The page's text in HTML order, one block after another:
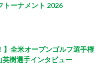
トーナメント 2026
】全米オープンゴルフ選手権
樹選手インタビュー